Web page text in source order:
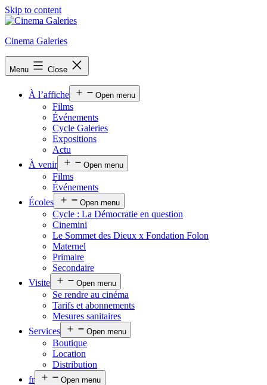
Skip to content
Cinema Galeries
Menu Close
À l’affiche Open menu
Films
Événements
Cycle Galeries
Expositions
Actu
À venir
Open menu
Films
Événements
Écoles
Open menu
Cycle : La Démocratie en question
Cinemini
Le Sommet des Dieux x Fondation Folon
Maternel
Primaire
Secondaire
Visite
Open menu
Se rendre au cinéma
Tarifs et abonnements
Mesures sanitaires
Services
Open menu
Boutique
Location
Distribution
fr
Open menu